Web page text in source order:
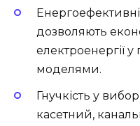
дозволяють
електроенергії
моделями.
Гнучкість у
касетний,